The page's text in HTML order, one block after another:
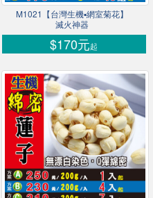
M1021【台灣生機▪網室菊花】
滅火神器
$170元起